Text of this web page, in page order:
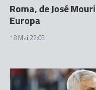
Roma, de José
Europa
18 Mai 22:03